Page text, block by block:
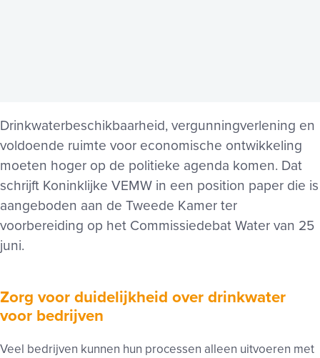
Drinkwaterbeschikbaarheid, vergunningverlening en
voldoende ruimte voor economische ontwikkeling
moeten hoger op de politieke agenda komen. Dat
schrijft Koninklijke VEMW in een position paper die is
aangeboden aan de Tweede Kamer ter
voorbereiding op het Commissiedebat Water van 25
juni.
Zorg voor duidelijkheid over drinkwater
voor bedrijven
Veel bedrijven kunnen hun processen alleen uitvoeren met